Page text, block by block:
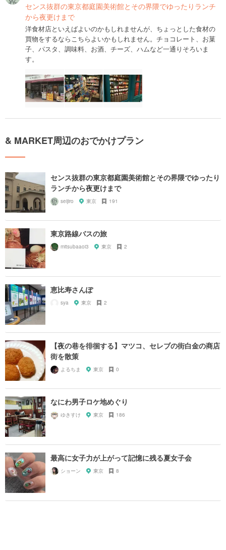
センス抜群の東京都庭園美術館とその界隈でゆったりランチ
から夜更けまで
洋食材店といえばよいのかもしれませんが、ちょっとした食材の
買物をするならこちらよいかもしれません。チョコレート、お菓
子、パスタ、調味料、お酒、チーズ、ハムなど一通りそろいま
す。
& MARKET周辺のおでかけプラン
センス抜群の東京都庭園美術館とその界隈でゆったり
ランチから夜更けまで
seijiro 東京 191
東京路線バスの旅
mitsubaaoi3 東京 2
恵比寿さんぽ
sya 東京 2
【夜の巷を徘徊する】マツコ、セレブの街白金の商店
街を散策
よるちま 東京 0
なにわ男子ロケ地めぐり
ゆきすけ 東京 186
最高に女子力が上がって記憶に残る夏女子会
ショーン 東京 8